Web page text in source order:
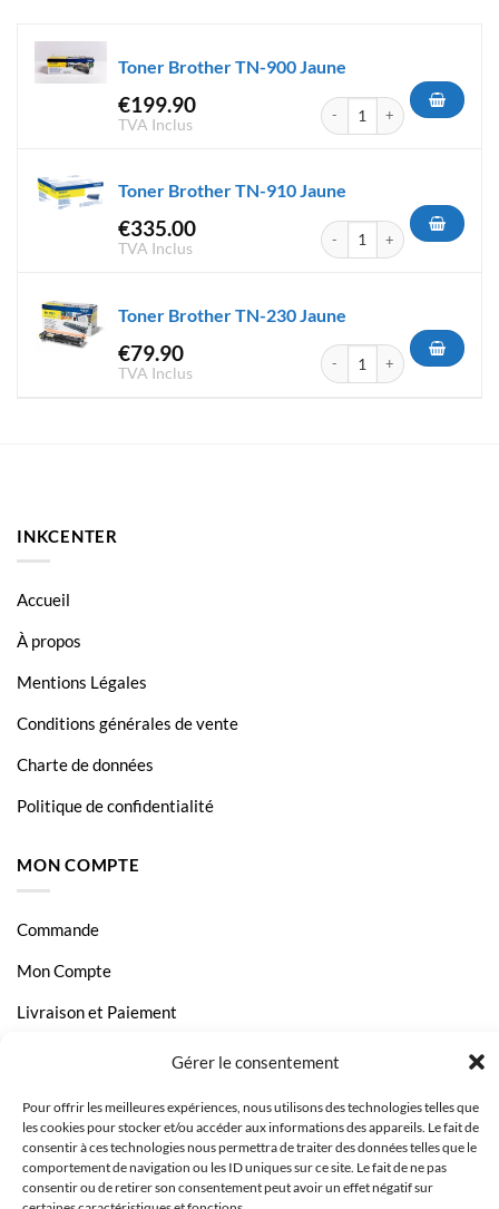
Gérer le consentement
Pour offrir les meilleures expériences, nous utilisons des technologies telles que
les cookies pour stocker et/ou accéder aux informations des appareils. Le fait de
consentir à ces technologies nous permettra de traiter des données telles que le
comportement de navigation ou les ID uniques sur ce site. Le fait de ne pas
consentir ou de retirer son consentement peut avoir un effet négatif sur
Toner Brother TN-900 Jaune
€199.90
TVA Inclus
quantité de Toner Brother
Toner Brother TN-910 Jaune
€335.00
TVA Inclus
quantité de Toner Brother
Toner Brother TN-230 Jaune
€79.90
TVA Inclus
quantité de Toner Brother
INKCENTER
Accueil
À propos
Mentions Légales
Conditions générales de vente
Charte de données
Politique de confidentialité
MON COMPTE
Commande
Mon Compte
Livraison et Paiement